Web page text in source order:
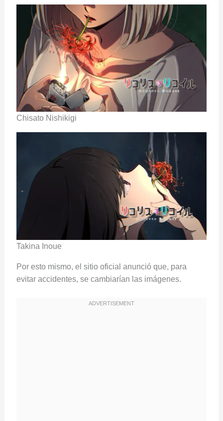
Chisato Nishikigi
Takina Inoue
Por esto mismo, el sitio oficial anunció que, para
evitar accidentes, se cambiarían las imágenes.